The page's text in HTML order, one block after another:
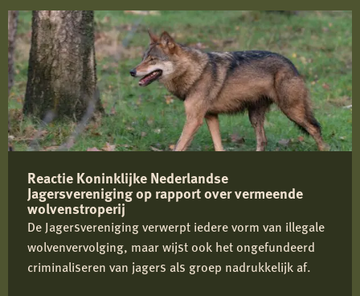
Reactie Koninklijke Nederlandse
Jagersvereniging op rapport over vermeende
wolvenstroperij
De Jagersvereniging verwerpt iedere vorm van illegale
wolvenvervolging, maar wijst ook het ongefundeerd
criminaliseren van jagers als groep nadrukkelijk af.